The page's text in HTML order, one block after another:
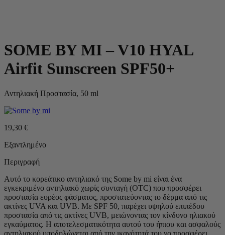
SOME BY MI – V10 HYAL
Airfit Sunscreen SPF50+
Αντηλιακή Προστασία, 50 ml
19,30 €
Εξαντλημένο
Περιγραφή
Αυτό το κορεάτικο αντηλιακό της Some by mi είναι ένα
εγκεκριμένο αντηλιακό χωρίς συνταγή (OTC) που προσφέρει
προστασία ευρέος φάσματος, προστατεύοντας το δέρμα από τις
ακτίνες UVA και UVB. Με SPF 50, παρέχει υψηλού επιπέδου
προστασία από τις ακτίνες UVB, μειώνοντας τον κίνδυνο ηλιακού
εγκαύματος. Η αποτελεσματικότητα αυτού του ήπιου και ασφαλούς
αντηλιακού υποδηλώνεται από την ικανότητά του να προσφέρει